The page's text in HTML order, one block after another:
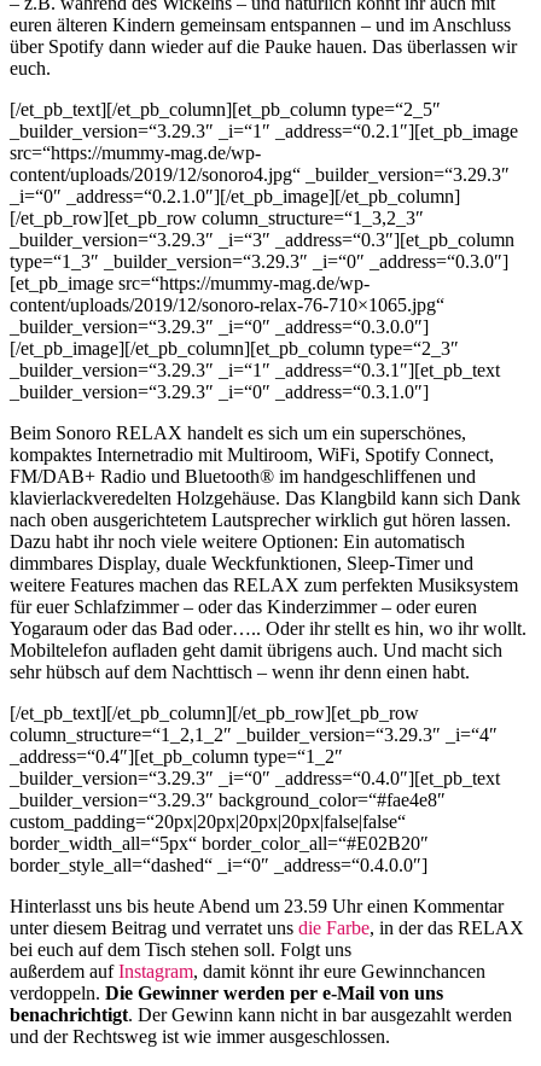
euren älteren Kindern gemeinsam entspannen – und im Anschluss
über Spotify dann wieder auf die Pauke hauen. Das überlassen wir
euch.
[/et_pb_text][/et_pb_column][et_pb_column type=“2_5″
_builder_version=“3.29.3″ _i=“1″ _address=“0.2.1″][et_pb_image
src=“https://mummy-mag.de/wp-
content/uploads/2019/12/sonoro4.jpg“ _builder_version=“3.29.3″
_i=“0″ _address=“0.2.1.0″][/et_pb_image][/et_pb_column]
[/et_pb_row][et_pb_row column_structure=“1_3,2_3″
_builder_version=“3.29.3″ _i=“3″ _address=“0.3″][et_pb_column
type=“1_3″ _builder_version=“3.29.3″ _i=“0″ _address=“0.3.0″]
[et_pb_image src=“https://mummy-mag.de/wp-
content/uploads/2019/12/sonoro-relax-76-710×1065.jpg“
_builder_version=“3.29.3″ _i=“0″ _address=“0.3.0.0″]
[/et_pb_image][/et_pb_column][et_pb_column type=“2_3″
_builder_version=“3.29.3″ _i=“1″ _address=“0.3.1″][et_pb_text
_builder_version=“3.29.3″ _i=“0″ _address=“0.3.1.0″]
Beim Sonoro RELAX handelt es sich um ein superschönes,
kompaktes Internetradio mit Multiroom, WiFi, Spotify Connect,
FM/DAB+ Radio und Bluetooth® im handgeschliffenen und
klavierlackveredelten Holzgehäuse. Das Klangbild kann sich Dank
nach oben ausgerichtetem Lautsprecher wirklich gut hören lassen.
Dazu habt ihr noch viele weitere Optionen: Ein automatisch
dimmbares Display, duale Weckfunktionen, Sleep-Timer und
weitere Features machen das RELAX zum perfekten Musiksystem
für euer Schlafzimmer – oder das Kinderzimmer – oder euren
Yogaraum oder das Bad oder….. Oder ihr stellt es hin, wo ihr wollt.
Mobiltelefon aufladen geht damit übrigens auch. Und macht sich
sehr hübsch auf dem Nachttisch – wenn ihr denn einen habt.
[/et_pb_text][/et_pb_column][/et_pb_row][et_pb_row
column_structure=“1_2,1_2″ _builder_version=“3.29.3″ _i=“4″
_address=“0.4″][et_pb_column type=“1_2″
_builder_version=“3.29.3″ _i=“0″ _address=“0.4.0″][et_pb_text
_builder_version=“3.29.3″ background_color=“#fae4e8″
custom_padding=“20px|20px|20px|20px|false|false“
border_width_all=“5px“ border_color_all=“#E02B20″
border_style_all=“dashed“ _i=“0″ _address=“0.4.0.0″]
Hinterlasst uns bis heute Abend um 23.59 Uhr einen Kommentar
unter diesem Beitrag und verratet uns die Farbe, in der das RELAX
bei euch auf dem Tisch stehen soll. Folgt uns
außerdem aufInstagram, damit könnt ihr eure Gewinnchancen
verdoppeln. Die Gewinner werden per e-Mail von uns
benachrichtigt. Der Gewinn kann nicht in bar ausgezahlt werden
und der Rechtsweg ist wie immer ausgeschlossen.